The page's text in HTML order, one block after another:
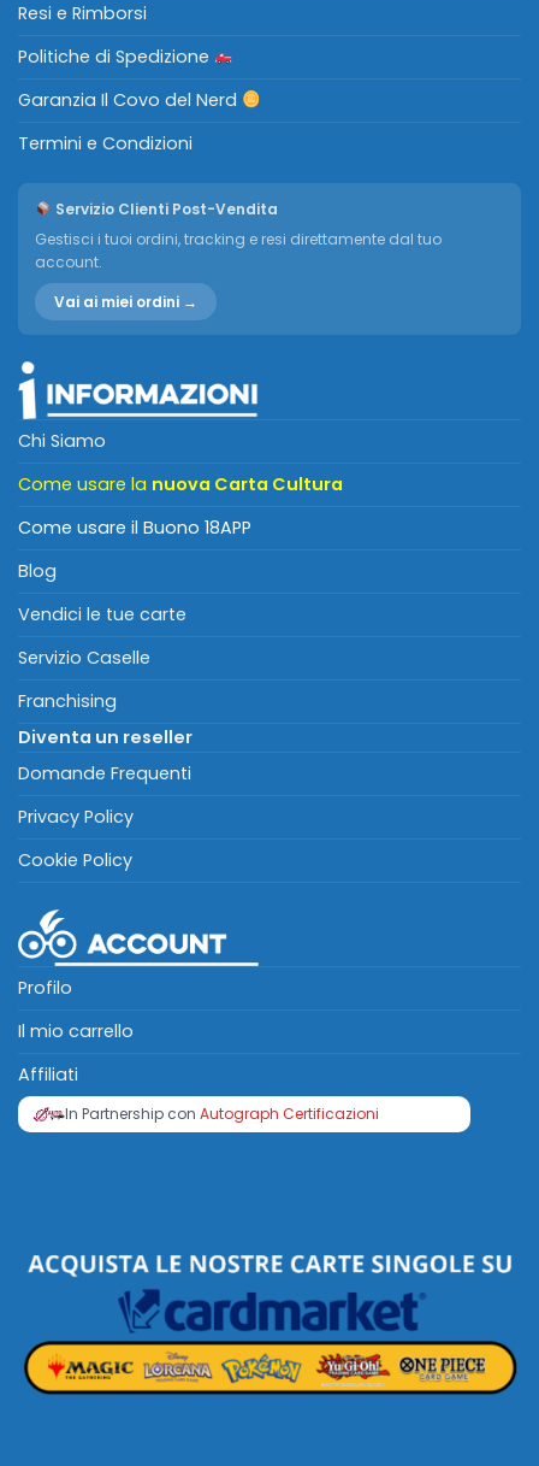
Resi e Rimborsi
Politiche di Spedizione
Garanzia Il Covo del Nerd
Termini e Condizioni
Servizio Clienti Post-Vendita
Gestisci i tuoi ordini, tracking e resi direttamente dal tuo
account.
Vai ai miei ordini →
Chi Siamo
Come usare la nuova Carta Cultura
Come usare il Buono 18APP
Blog
Vendici le tue carte
Servizio Caselle
Franchising
Diventa un reseller
Domande Frequenti
Privacy Policy
Cookie Policy
Profilo
Il mio carrello
Affiliati
In Partnership con Autograph Certificazioni